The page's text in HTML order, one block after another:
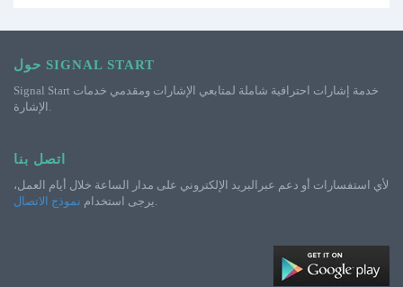
حول SIGNAL START
Signal Start خدمة إشارات احترافية شاملة لمتابعي الإشارات ومقدمي خدمات
الإشارة.
اتصل بنا
لأي استفسارات أو دعم عبرالبريد الإلكتروني على مدار الساعة خلال أيام العمل،
يرجى استخدام نموذج الاتصال .